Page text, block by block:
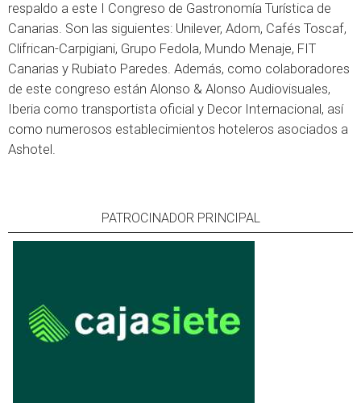
respaldo a este I Congreso de Gastronomía Turística de
Canarias. Son las siguientes: Unilever, Adom, Cafés Toscaf,
Clifrican-Carpigiani, Grupo Fedola, Mundo Menaje, FIT
Canarias y Rubiato Paredes. Además, como colaboradores
de este congreso están Alonso & Alonso Audiovisuales,
Iberia como transportista oficial y Decor Internacional, así
como numerosos establecimientos hoteleros asociados a
Ashotel.
PATROCINADOR PRINCIPAL